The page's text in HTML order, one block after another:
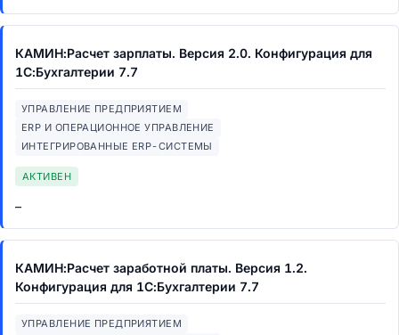
КАМИН:Расчет зарплаты. Версия 2.0. Конфигурация для
1С:Бухгалтерии 7.7
УПРАВЛЕНИЕ ПРЕДПРИЯТИЕМ
ERP И ОПЕРАЦИОННОЕ УПРАВЛЕНИЕ
ИНТЕГРИРОВАННЫЕ ERP-СИСТЕМЫ
АКТИВЕН
–
КАМИН:Расчет заработной платы. Версия 1.2.
Конфигурация для 1С:Бухгалтерии 7.7
УПРАВЛЕНИЕ ПРЕДПРИЯТИЕМ